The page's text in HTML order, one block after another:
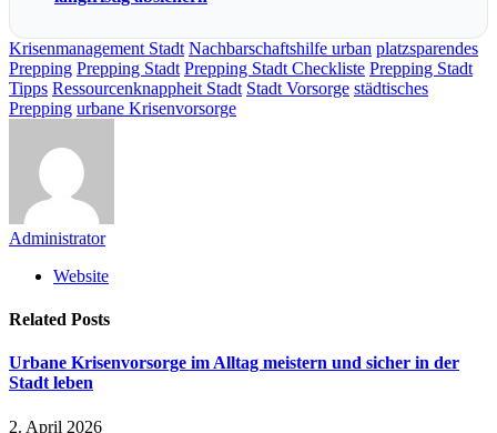
Krisenmanagement Stadt Nachbarschaftshilfe urban platzsparendes
Prepping Prepping Stadt Prepping Stadt Checkliste Prepping Stadt
Tipps Ressourcenknappheit Stadt Stadt Vorsorge städtisches
Prepping urbane Krisenvorsorge
Administrator
Website
Related Posts
Urbane Krisenvorsorge im Alltag meistern und sicher in der
Stadt leben
2. April 2026